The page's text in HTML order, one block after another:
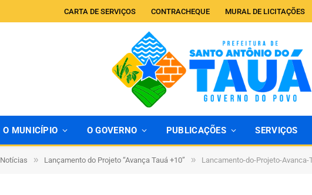
CARTA DE SERVIÇOS CONTRACHEQUE MURAL DE LICITAÇÕES
O MUNICÍPIO O GOVERNO PUBLICAÇÕES SERVIÇOS
Notícias » Lançamento do Projeto “Avança Tauá +10” » Lancamento-do-Projeto-Avanca-